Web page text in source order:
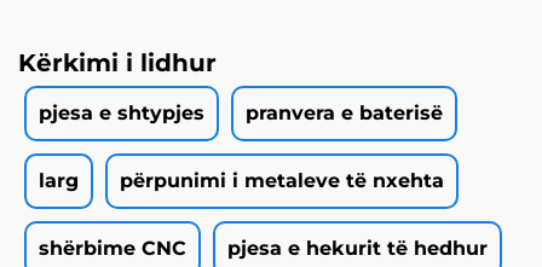
Kërkimi i lidhur
pjesa e shtypjes pranvera e baterisë
larg përpunimi i metaleve të nxehta
shërbime CNC pjesa e hekurit të hedhur